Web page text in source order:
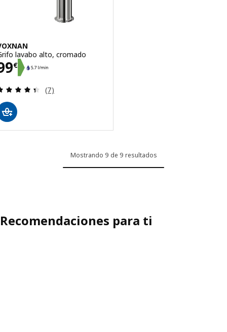
lavabo alto, cromado
€ 99€
Revisa: 4.4 de 5 estrellas. Total opiniones:
(7)
Mostrando 9 de 9 resultados
Recomendaciones para ti